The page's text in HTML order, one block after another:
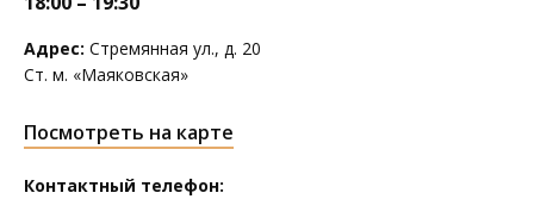
Адрес: Стремянная ул., д. 20
Ст. м. «Маяковская»
Посмотреть на карте
Контактный телефон: